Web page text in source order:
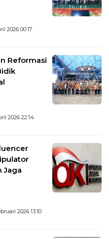
2026 00:17
Reformasi
2026 22:14
Jaga
2026 13:10